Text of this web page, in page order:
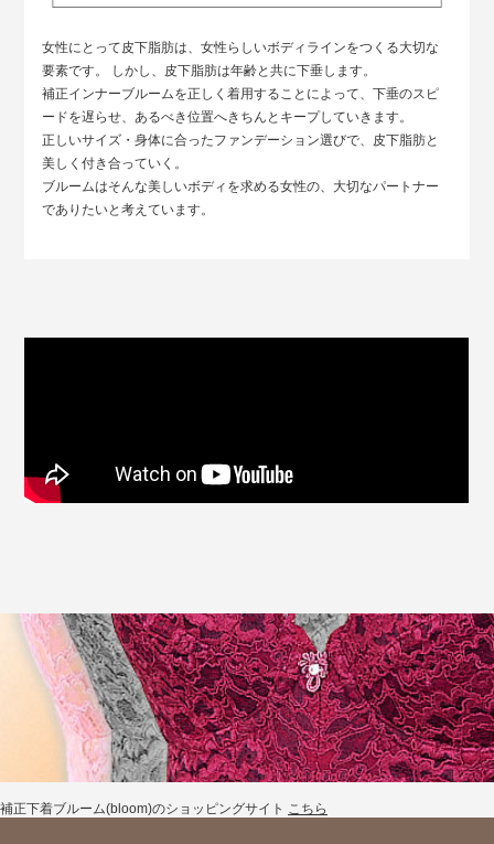
女性にとって皮下脂肪は、女性らしいボディラインをつくる大切な
要素です。 しかし、皮下脂肪は年齢と共に下垂します。
補正インナーブルームを正しく着用することによって、下垂のスピ
ードを遅らせ、あるべき位置へきちんとキープしていきます。
正しいサイズ・身体に合ったファンデーション選びで、皮下脂肪と
美しく付き合っていく。
ブルームはそんな美しいボディを求める女性の、大切なパートナー
でありたいと考えています。
補正下着ブルーム(bloom)のショッピングサイト こちら